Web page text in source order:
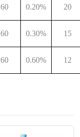
60 0.20% 20
60 0.30% 15
60 0.60% 12